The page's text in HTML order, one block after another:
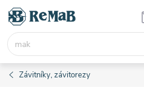
Prejsť
obsah
Závitníky, závitorezy